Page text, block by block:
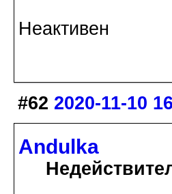
Неактивен
#62 2020-11-10
Andulka